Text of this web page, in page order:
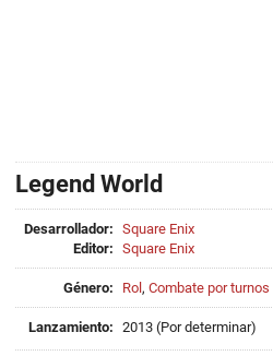
Legend World
Desarrollador: Square Enix
Editor: Square Enix
Género: Rol , Combate por turnos
Lanzamiento: 2013 (Por determinar)